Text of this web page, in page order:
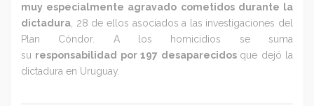
muy especialmente agravado cometidos durante la
dictadura , 28 de ellos asociados a las investigaciones del
Plan Cóndor. A los homicidios se suma
su responsabilidad por 197 desaparecidos que dejó la
dictadura en Uruguay.